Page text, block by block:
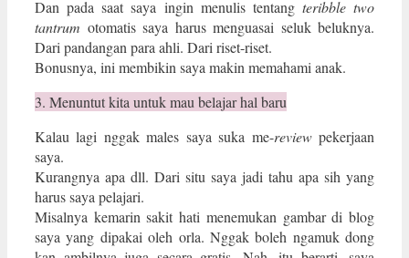
Dan pada saat saya ingin menulis tentang teribble two
tantrum otomatis saya harus menguasai seluk beluknya.
Dari pandangan para ahli. Dari riset-riset.
Bonusnya, ini membikin saya makin memahami anak.
3. Menuntut kita untuk mau belajar hal baru
Kalau lagi nggak males saya suka me-reviewpekerjaan
saya.
Kurangnya apa dll. Dari situ saya jadi tahu apa sih yang
harus saya pelajari.
Misalnya kemarin sakit hati menemukan gambar di blog
saya yang dipakai oleh orla. Nggak boleh ngamuk dong